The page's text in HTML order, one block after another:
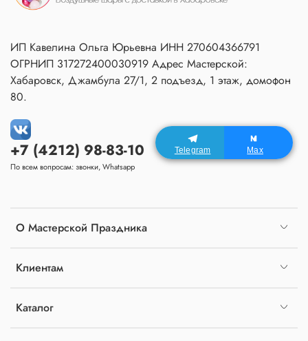
О Мастерской Праздника
Клиентам
Каталог
+7 (4212) 98-83-10
По всем вопросам: звонки, Whatsapp
ИП Кавелина Ольга Юрьевна ИНН 270604366791
ОГРНИП 317272400030919 Адрес Мастерской:
Хабаровск, Джамбула 27/1, 2 подъезд, 1 этаж, домофон
80.
Telegram Max